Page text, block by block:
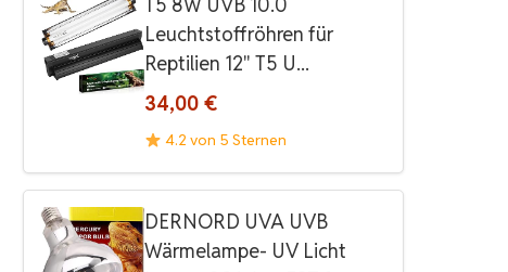
T5 8W UVB 10.0
Leuchtstoffröhren für
Reptilien 12" T5 U...
34,00 €
4.2 von 5 Sternen
DERNORD UVA UVB
Wärmelampe- UV Licht